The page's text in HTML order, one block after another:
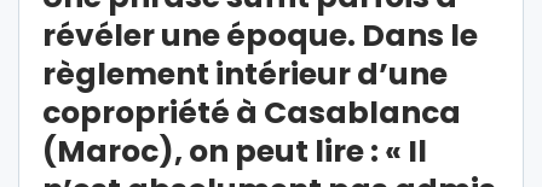
révéler une époque. Dans le
règlement intérieur d’une
copropriété à Casablanca
(Maroc), on peut lire : « Il